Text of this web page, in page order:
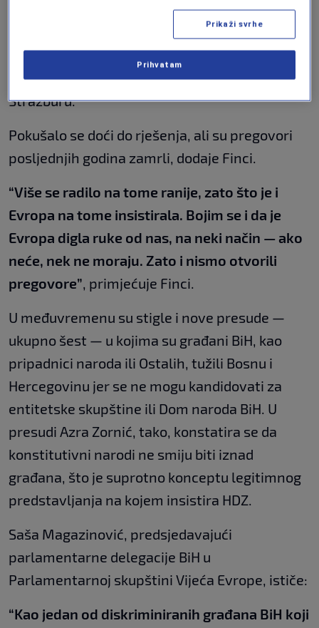
vlast na tri dijela. Tri dijela ne čine 90 posto,
već, čini se, 100 posto ukupne vlasti. Nas
nema nigdje”, komentarisao je Jakob Finci,
apelant pred Međunarodnim sudom u
Strazburu.
Pokušalo se doći do rješenja, ali su pregovori
posljednjih godina zamrli, dodaje Finci.
“Više se radilo na tome ranije, zato što je i
Evropa na tome insistirala. Bojim se i da je
Evropa digla ruke od nas, na neki način — ako
neće, nek ne moraju. Zato i nismo otvorili
pregovore”, primjećuje Finci.
U međuvremenu su stigle i nove presude —
ukupno šest — u kojima su građani BiH, kao
pripadnici naroda ili Ostalih, tužili Bosnu i
Hercegovinu jer se ne mogu kandidovati za
entitetske skupštine ili Dom naroda BiH. U
presudi Azra Zornić, tako, konstatira se da
konstitutivni narodi ne smiju biti iznad
građana, što je suprotno konceptu legitimnog
predstavljanja na kojem insistira HDZ.
Saša Magazinović, predsjedavajući
parlamentarne delegacije BiH u
Parlamentarnoj skupštini Vijeća Evrope, ističe:
“Kao jedan od diskriminiranih građana BiH koji
Prikaži svrhe
Prihvatam